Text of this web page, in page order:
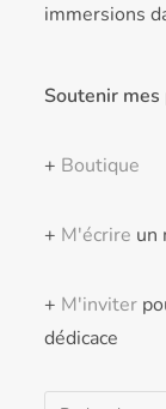
immersions
Soutenir
+ Boutique
+ M'écrire un
+ M'inviter
dédicace